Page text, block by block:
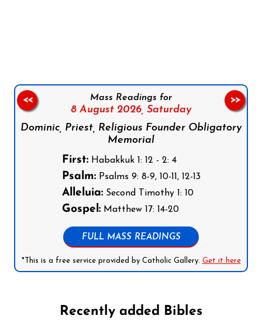
Mass Readings for
8 August 2026, Saturday
Dominic, Priest, Religious Founder Obligatory
Memorial
First:Habakkuk 1: 12 - 2: 4
Psalm:Psalms 9: 8-9, 10-11, 12-13
Alleluia:Second Timothy 1: 10
Gospel:Matthew 17: 14-20
FULL MASS READINGS
*This is a free service provided by Catholic Gallery. Get it here
<< >>
Recently added Bibles